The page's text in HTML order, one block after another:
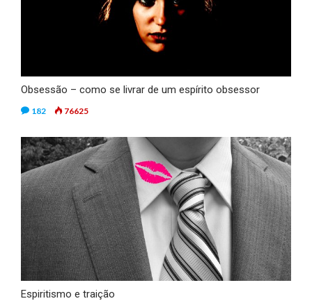
Obsessão – como se livrar de um espírito obsessor
182 76625
Espiritismo e traição